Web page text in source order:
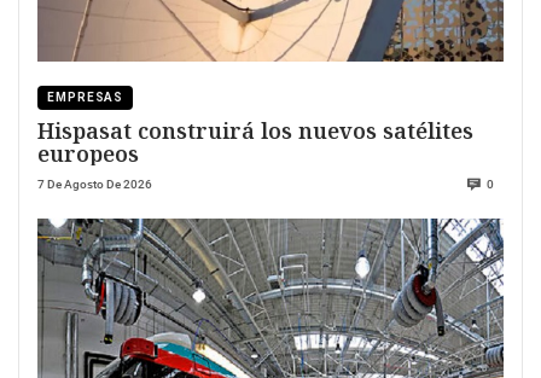
EMPRESAS
Hispasat construirá los nuevos satélites
europeos
7 De Agosto De 2026 0